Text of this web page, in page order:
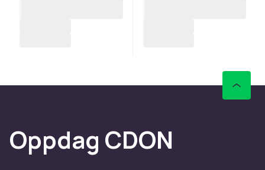
Oppdag CDON